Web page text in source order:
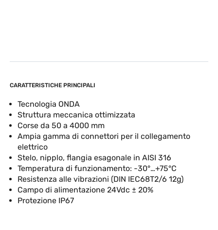
CARATTERISTICHE PRINCIPALI
Tecnologia ONDA
Struttura meccanica ottimizzata
Corse da 50 a 4000 mm
Ampia gamma di connettori per il collegamento
elettrico
Stelo, nipplo, flangia esagonale in AISI 316
Temperatura di funzionamento: -30°…+75°C
Resistenza alle vibrazioni (DIN IEC68T2/6 12g)
Campo di alimentazione 24Vdc ± 20%
Protezione IP67